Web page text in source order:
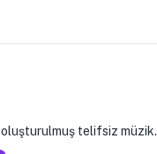
telifsiz müzik.